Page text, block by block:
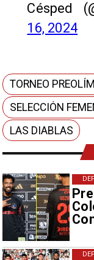
Césped
16, 2024
TORNEO
SELECCIÓN
LAS DIABLAS